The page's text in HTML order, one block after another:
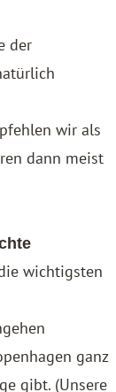
der
wir als
dann meist
wichtigsten
ganz
gibt. (Unsere